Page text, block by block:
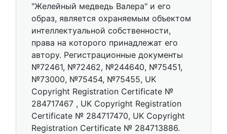
"Желейный медведь Валера" и его
образ, является охраняемым объектом
интеллектуальной собственности,
права на которого принадлежат его
автору. Регистрационные документы
№72461, №72462, №244640, №75451,
№73000, №75454, №75455, UK
Copyright Registration Certificate №
284717467 , UK Copyright Registration
Certificate № 284717470, UK Copyright
Registration Certificate № 284713886.